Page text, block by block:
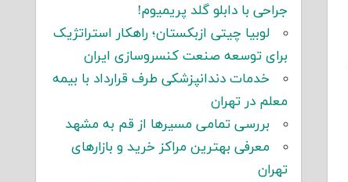
جراحی با دابلو گلد پریمیوم!
لوبیا چیتی ازبکستان؛ راهکار استراتژیک
برای توسعه صنعت کنسروسازی ایران
خدمات دندانپزشکی طرف قرارداد با بیمه
معلم در تهران
بررسی تمامی مسیرها از قم به مشهد
معرفی بهترین مراکز خرید و بازارهای
تهران